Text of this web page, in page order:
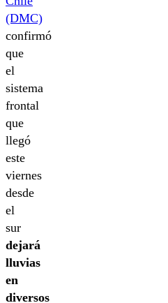
(DMC)
confirmó
que
el
sistema
frontal
que
llegó
este
viernes
desde
el
sur
dejará
lluvias
en
diversos